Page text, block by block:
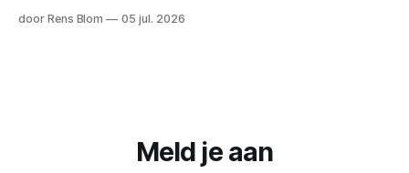
door Rens Blom 05 jul. 2026
Meld je aan